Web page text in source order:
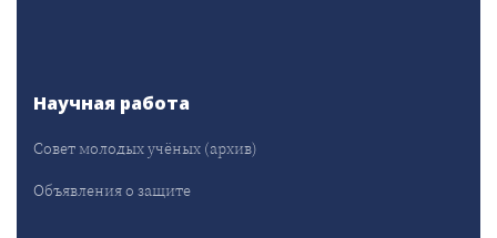
Научная работа
Совет молодых учёных (архив)
Объявления о защите